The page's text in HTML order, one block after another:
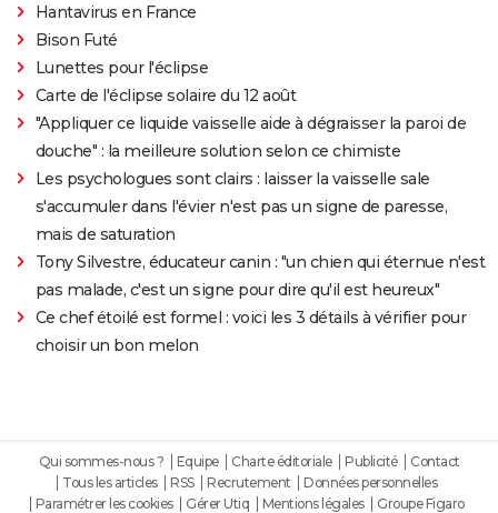
Hantavirus en France
Bison Futé
Lunettes pour l'éclipse
Carte de l'éclipse solaire du 12 août
"Appliquer ce liquide vaisselle aide à dégraisser la paroi de
douche" : la meilleure solution selon ce chimiste
Les psychologues sont clairs : laisser la vaisselle sale
s'accumuler dans l'évier n'est pas un signe de paresse,
mais de saturation
Tony Silvestre, éducateur canin : "un chien qui éternue n'est
pas malade, c'est un signe pour dire qu'il est heureux"
Ce chef étoilé est formel : voici les 3 détails à vérifier pour
choisir un bon melon
Qui sommes-nous ? Equipe Charte éditoriale Publicité
Contact
Tous les articles
RSS Recrutement
Données personnelles
Paramétrer les cookies
Gérer Utiq Mentions légales Groupe Figaro